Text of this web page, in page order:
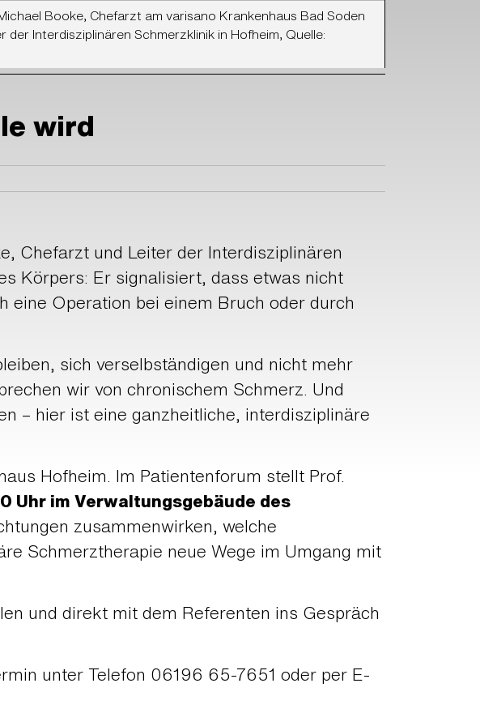
Booke, Chefarzt am varisano Krankenhaus Bad Soden
der Interdisziplinären Schmerzklinik in Hofheim, Quelle:
wird
Chefarzt und Leiter der Interdisziplinären
Körpers: Er signalisiert, dass etwas nicht
eine Operation bei einem Bruch oder durch
sich verselbständigen und nicht mehr
wir von chronischem Schmerz. Und
– hier ist eine ganzheitliche, interdisziplinäre
Hofheim. Im Patientenforum stellt Prof.
Uhr im Verwaltungsgebäude des
zusammenwirken, welche
Schmerztherapie neue Wege im Umgang mit
und direkt mit dem Referenten ins Gespräch
unter Telefon 06196 65-7651 oder per E-